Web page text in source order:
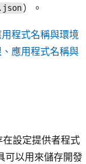
）。
用程式名稱與環境
應用程式名稱與
設定提供者程式
可以用來儲存開發